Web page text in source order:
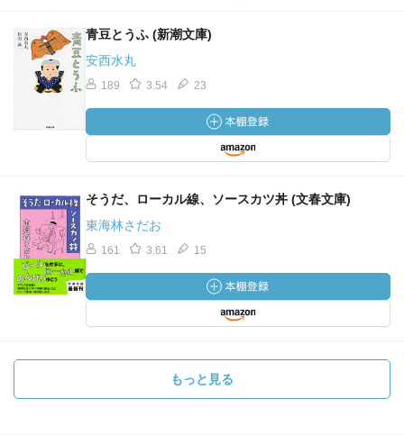
青豆とうふ (新潮文庫)
安西水丸
189 3.54 23
そうだ、ローカル線、ソースカツ丼 (文春文庫)
東海林さだお
161 3.61 15
もっと見る